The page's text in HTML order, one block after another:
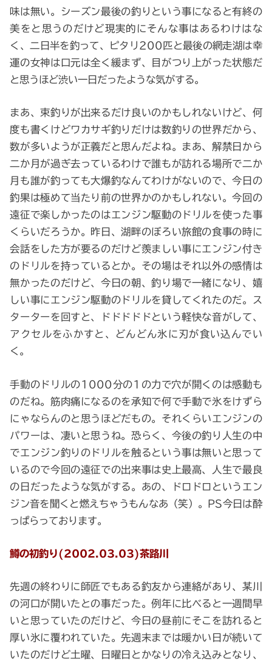
味は無い。シーズン最後の釣りという事になると有終の
美をと思うのだけど現実的にそんな事はあるわけはな
く、二日半を釣って、ピタリ200匹と最後の網走湖は幸
運の女神は口元は全く緩まず、目がつり上がった状態だ
と思うほど渋い一日だったような気がする。
まあ、束釣りが出来るだけ良いのかもしれないけど、何
度も書くけどワカサギ釣りだけは数釣りの世界だから、
数が多いようが正義だと思んだよね。まあ、解禁日から
二か月が過ぎ去っているわけで誰もが訪れる場所で二か
月も誰が釣っても大爆釣なんてわけがないので、今日の
釣果は極めて当たり前の世界かのかもしれない。今回の
遠征で楽しかったのはエンジン駆動のドリルを使った事
くらいだろうか。昨日、湖畔のぼろい旅館の食事の時に
会話をした方が要るのだけど羨ましい事にエンジン付き
のドリルを持っているとか。その場はそれ以外の感情は
無かったのだけど、今日の朝、釣り場で一緒になり、嬉
しい事にエンジン駆動のドリルを貸してくれたのだ。ス
ターターを回すと、ドドドドドという軽快な音がして、
アクセルをふかすと、どんどん氷に刃が食い込んでい
く。
手動のドリルの1000分の1の力で穴が開くのは感動も
のだね。筋肉痛になるのを承知で何で手動で氷をけずら
にゃならんのと思うほどだもの。それくらいエンジンの
パワーは、凄いと思うね。恐らく、今後の釣り人生の中
でエンジン釣りのドリルを触るという事は無いと思って
いるので今回の遠征での出来事は史上最高、人生で最良
の日だったような気がする。あの、ドロドロというエン
ジン音を聞くと燃えちゃうもんなあ（笑）。PS今日は酔
っぱらっております。
鱒の初釣り(2002.03.03)茶路川
先週の終わりに師匠でもある釣友から連絡があり、某川
の河口が開いたとの事だった。例年に比べると一週間早
いと思っていたのだけど、今日の昼前にそこを訪れると
厚い氷に覆われていた。先週末までは暖かい日が続いて
いたのだけど土曜、日曜日とかなりの冷え込みとなり、